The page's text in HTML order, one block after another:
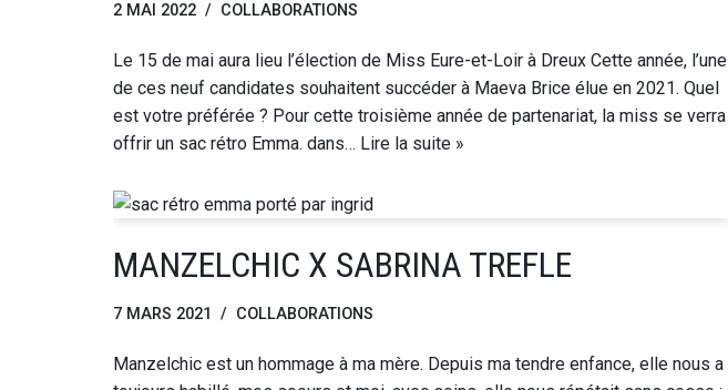
2 MAI 2022 COLLABORATIONS
Le 15 de mai aura lieu l’élection de Miss Eure-et-Loir à Dreux Cette année, l’une
de ces neuf candidates souhaitent succéder à Maeva Brice élue en 2021. Quel
est votre préférée ? Pour cette troisième année de partenariat, la miss se verra
offrir un sac rétro Emma. dans… Lire la suite »
MANZELCHIC X SABRINA TREFLE
7 MARS 2021 COLLABORATIONS
Manzelchic est un hommage à ma mère. Depuis ma tendre enfance, elle nous a